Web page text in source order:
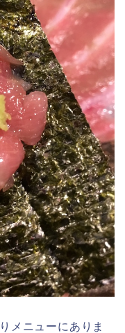
メニューにありま